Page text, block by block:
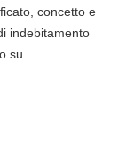
concetto e
indebitamento
su ...…